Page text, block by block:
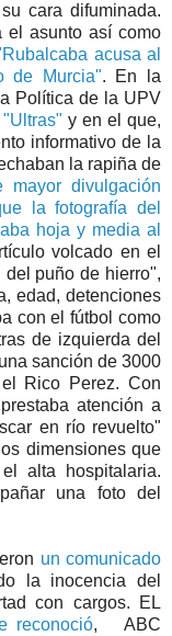
cara difuminada.
el asunto así como
acusa al
de Murcia". En la
Política de la UPV
"Ultras" y en el que,
informativo de la
la rapiña de
divulgación
la fotografía del
hoja y media al
volcado en el
del puño de hierro",
edad, detenciones
con el fútbol como
de izquierda del
sanción de 3000
Rico Perez. Con
atención a
en río revuelto"
dimensiones que
alta hospitalaria.
una foto del
un comunicado
la inocencia del
con cargos. EL
reconoció, ABC